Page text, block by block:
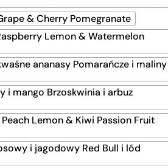
& Cherry Pomegranate
Lemon & Watermelon
ananasy Pomarańcze i maliny
i mango Brzoskwinia i arbuz
Lemon & Kiwi Passion Fruit
i jagodowy Red Bull i lód